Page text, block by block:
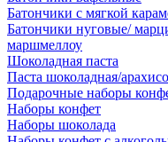
Батончики с мягкой
Батончики нуговые/
маршмеллоу
Шоколадная паста
Паста шоколадная/
Подарочные наборы
Наборы конфет
Наборы шоколада